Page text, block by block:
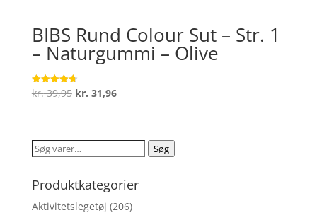
BIBS Rund Colour Sut – Str. 1
– Naturgummi – Olive
Vurderet
4.7
kr.39,95 Den
var:
kr. 39,95.
kr. 31,96Den
er:
kr. 31,96.
Søg
Søg
Produktkategorier
Aktivitetslegetøj (206)